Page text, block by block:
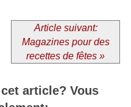
Article suivant:
Magazines pour des
recettes de fêtes »
article? Vous